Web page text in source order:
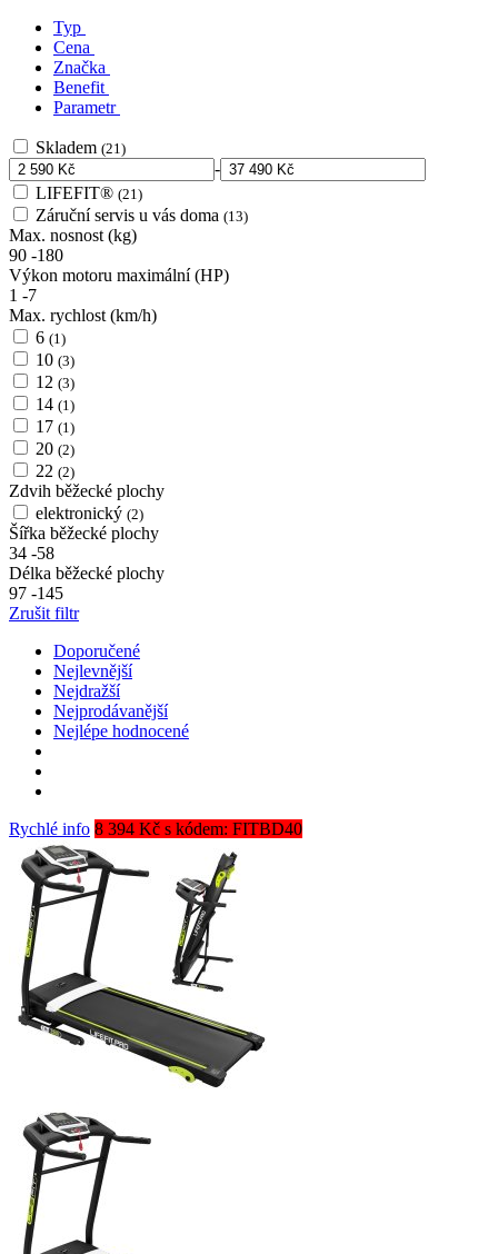
Typ
Cena
Značka
Benefit
Parametr
Skladem (21)
-
LIFEFIT® (21)
Záruční servis u vás doma (13)
Max. nosnost (kg)
90 -180
Výkon motoru maximální (HP)
1 -7
Max. rychlost (km/h)
6 (1)
10 (3)
12 (3)
14 (1)
17 (1)
20 (2)
22 (2)
Zdvih běžecké plochy
elektronický (2)
Šířka běžecké plochy
34 -58
Délka běžecké plochy
97 -145
Zrušit filtr
Doporučené
Nejlevnější
Nejdražší
Nejprodávanější
Nejlépe hodnocené
Rychlé info 8 394 Kč s kódem: FITBD40